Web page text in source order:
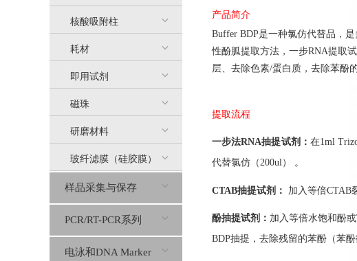
核酸吸附柱
耗材
即用试剂
磁珠
研磨材料
玻纤滤膜（硅胶膜）
样品采集与保存
PCR/RT-PCR系列
电泳和DNA Marker
产品简介
Buffer BDP是一种氯仿代替品， 是
性酚胍提取方法，一步RNA提取
层、去除色素/蛋白质，去除苯酚
提取流程
一步法RNA抽提试剂： 在1ml
代替氯仿（200ul） 。
CTAB抽提试剂： 加入等倍CTAB
酚抽提试剂： 加入等倍水饱和酚或
BDP抽提，去除残留的苯酚（苯酚